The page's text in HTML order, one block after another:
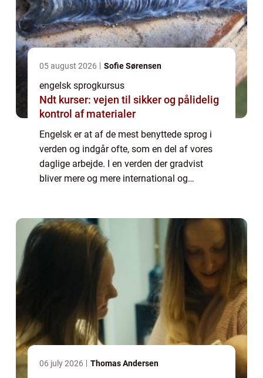
05 august 2026 Sofie Sørensen
engelsk sprogkursus
Ndt kurser: vejen til sikker og pålidelig
kontrol af materialer
Engelsk er at af de mest benyttede sprog i
verden og indgår ofte, som en del af vores
daglige arbejde. I en verden der gradvist
bliver mere og mere international og
06 july 2026 Thomas Andersen